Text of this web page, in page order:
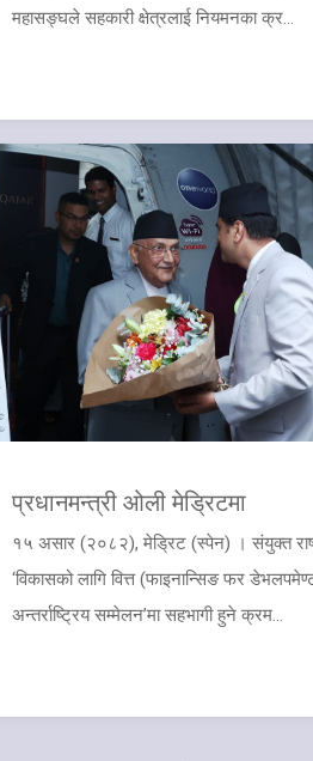
महासङ्घले सहकारी क्षेत्रलाई नियमनका क्र...
प्रधानमन्त्री ओली मेड्रिटमा
१५ असार (२०८२), मेड्रिट (स्पेन) । संयुक्त
‘विकासको लागि वित्त (फाइनान्सिङ फर
अन्तर्राष्ट्रिय सम्मेलन’मा सहभागी हुने क्रम...